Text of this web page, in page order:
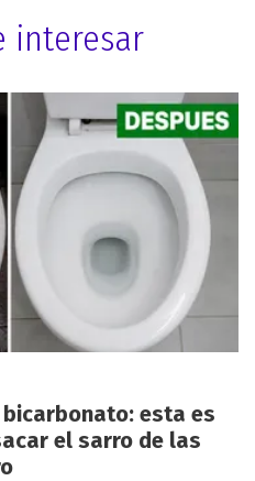
interesar
bicarbonato: esta es
el sarro de las